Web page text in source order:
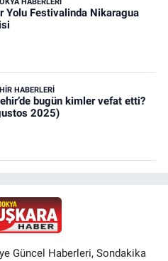
HABERLERI
Yolu Festivalinda Nikaragua
HABERLERI
bugün kimler vefat etti?
2025)
Güncel Haberleri, Sondakika